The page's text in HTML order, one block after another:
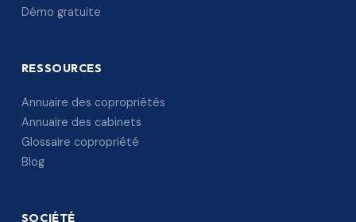
Démo gratuite
RESSOURCES
Annuaire des copropriétés
Annuaire des cabinets
Glossaire copropriété
Blog
SOCIÉTÉ